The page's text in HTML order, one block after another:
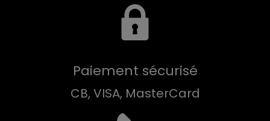
Paiement sécurisé
CB, VISA, MasterCard